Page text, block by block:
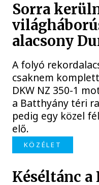
Sorra
alacsony
A folyó
csaknem
DKW NZ 350-1
a Batthyány téri
pedig egy közel
elő.
KÖZÉLET
Késéltánc